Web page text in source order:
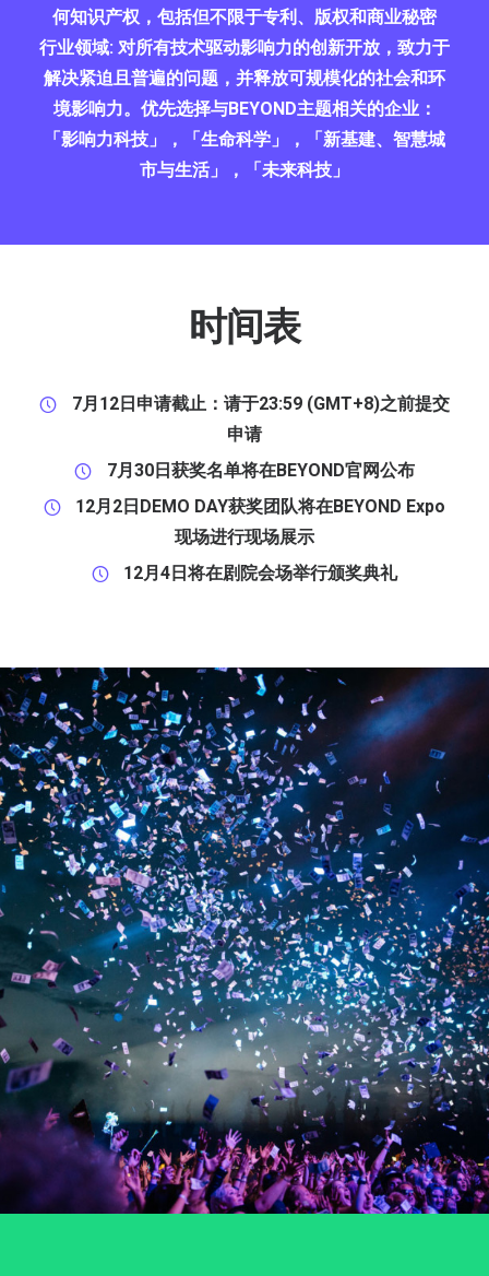
何知识产权，包括但不限于专利、版权和商业秘密
行业领域: 对所有技术驱动影响力的创新开放，致力于
解决紧迫且普遍的问题，并释放可规模化的社会和环
境影响力。优先选择与BEYOND主题相关的企业：
「影响力科技」，「生命科学」，「新基建、智慧城
市与生活」，「未来科技」
时间表
7月12日申请截止：请于23:59 (GMT+8)之前提交
申请
7月30日获奖名单将在BEYOND官网公布
12月2日DEMO DAY获奖团队将在BEYOND Expo
现场进行现场展示
12月4日将在剧院会场举行颁奖典礼